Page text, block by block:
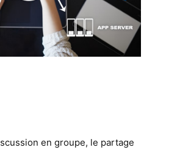
en groupe, le partage